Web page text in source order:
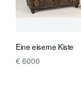
Eine eiserne Kiste
€ 6000